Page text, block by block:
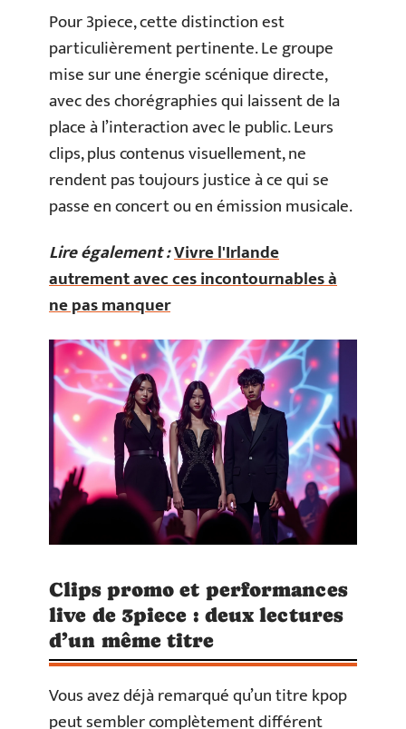
Pour 3piece, cette distinction est
particulièrement pertinente. Le groupe
mise sur une énergie scénique directe,
avec des chorégraphies qui laissent de la
place à l’interaction avec le public. Leurs
clips, plus contenus visuellement, ne
rendent pas toujours justice à ce qui se
passe en concert ou en émission musicale.
Lire également :Vivre l'Irlande
autrement avec ces incontournables à
ne pas manquer
Clips promo et performances
live de 3piece : deux lectures
d’un même titre
Vous avez déjà remarqué qu’un titre kpop
peut sembler complètement différent